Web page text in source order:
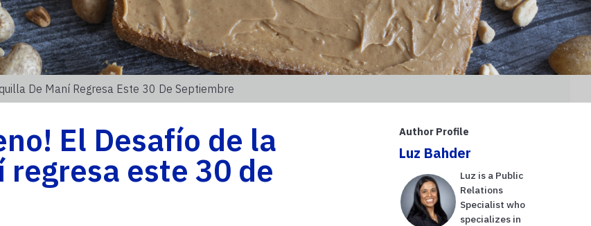
De Maní Regresa Este 30 De Septiembre
El Desafío de la
este 30 de
Author Profile
Luz Bahder
Luz is a Public
Relations
Specialist who
specializes in